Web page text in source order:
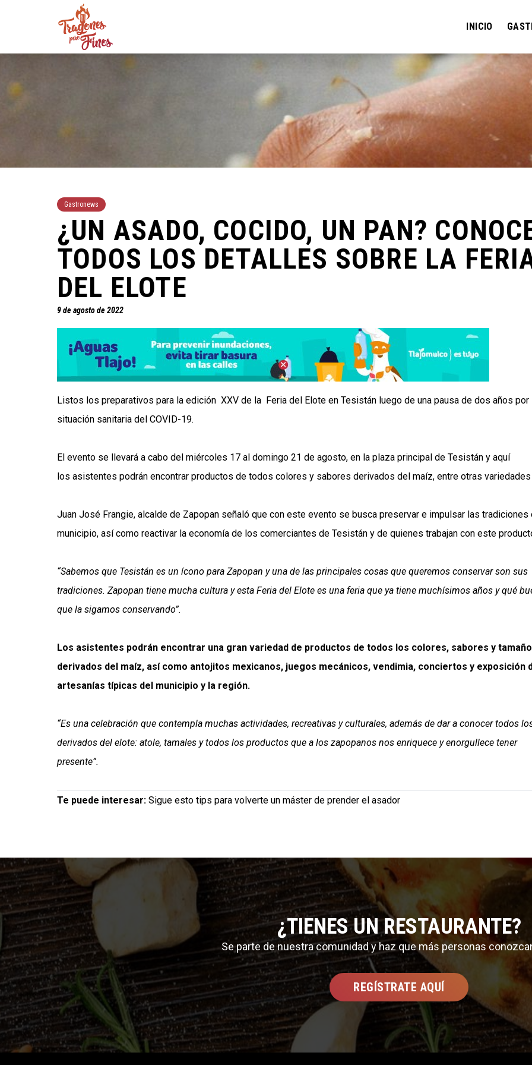
INICIO
Gastronews
¿UN ASADO, COCIDO, UN PAN?
TODOS LOS DETALLES SOBRE LA
DEL ELOTE
9 de agosto de 2022
Listos los preparativos para la edición XXV de la Feria del Elote en Tesistán luego de una pausa de dos años por
situación sanitaria del COVID-19.
El evento se llevará a cabo del miércoles 17 al domingo 21 de agosto, en la plaza principal de Tesistán y aquí
los asistentes podrán encontrar productos de todos colores y sabores derivados del maíz, entre otras variedades
Juan José Frangie, alcalde de Zapopan señaló que con este evento se busca preservar e impulsar las tradiciones
municipio, así como reactivar la economía de los comerciantes de Tesistán y de quienes trabajan con este
“Sabemos que Tesistán es un ícono para Zapopan y una de las principales cosas que queremos conservar son sus
tradiciones. Zapopan tiene mucha cultura y esta Feria del Elote es una feria que ya tiene muchísimos años y qué
que la sigamos conservando”.
Los asistentes podrán encontrar una gran variedad de productos de todos los colores, sabores y
derivados del maíz, así como antojitos mexicanos, juegos mecánicos, vendimia, conciertos y exposición
artesanías típicas del municipio y la región.
“Es una celebración que contempla muchas actividades, recreativas y culturales, además de dar a conocer todos
derivados del elote: atole, tamales y todos los productos que a los zapopanos nos enriquece y enorgullece tener
presente”.
Te puede interesar: Sigue esto tips para volverte un máster de prender el asador
¿TIENES UN RESTAURANTE?
Se parte de nuestra comunidad y haz que más personas
REGÍSTRATE AQUÍ